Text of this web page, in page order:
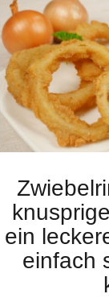
ein
einfach